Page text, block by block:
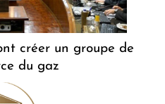
créer un groupe de
du gaz